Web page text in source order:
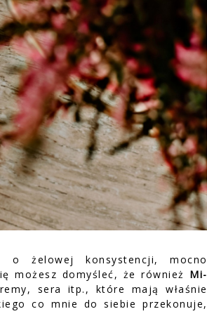
o żelowej konsystencji, mocno
możesz domyśleć, że również Mi-
sera itp., które mają właśnie
co mnie do siebie przekonuje,